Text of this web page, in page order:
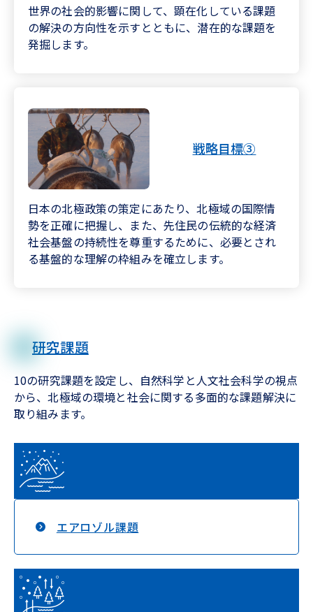
世界の社会的影響に関して、顕在化している課題
の解決の方向性を示すとともに、潜在的な課題を
発掘します。
戦略目標③
日本の北極政策の策定にあたり、北極域の国際情
勢を正確に把握し、また、先住民の伝統的な経済
社会基盤の持続性を尊重するために、必要とされ
る基盤的な理解の枠組みを確立します。
研究課題
10の研究課題を設定し、自然科学と人文社会科学の視点
から、北極域の環境と社会に関する多面的な課題解決に
取り組みます。
エアロゾル課題